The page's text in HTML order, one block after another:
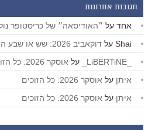
תגובות אחרונות
אחד על ״האודיסאה״ של כריסטופר
Shai על דוקאביב 2026: שש או שבע המלצות
על אוסקר 2026: כל הזוכים
איתן על אוסקר 2026: כל הזוכים
איתן על אוסקר 2026: כל הזוכים